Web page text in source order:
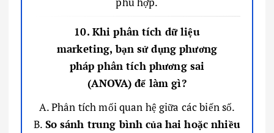
10. Khi phân tích dữ liệu
marketing, bạn sử dụng phương
pháp phân tích phương sai
(ANOVA) để làm gì?
A. Phân tích mối quan hệ giữa các biến số.
B. So sánh trung bình của hai hoặc nhiều